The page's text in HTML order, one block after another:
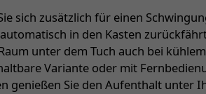
sich zusätzlich für einen
in den Kasten
unter dem Tuch auch bei
Variante oder mit
genießen Sie den Aufenthalt unter